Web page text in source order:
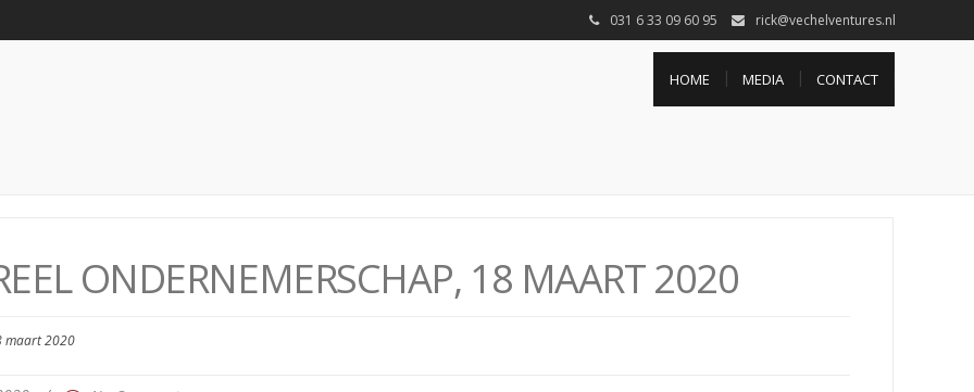
031 6 33 09 60 95 rick@vechelventures.nl
HOME MEDIA CONTACT
ONDERNEMERSCHAP, 18 MAART 2020
maart 2020